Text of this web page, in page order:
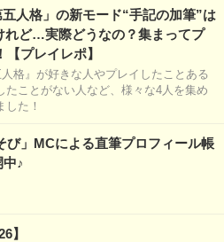
五人格」の新モード“手記の加筆”は
れど…実際どうなの？集まってプ
プレイレポ】
人格』が好きな人やプレイしたことある
たことがない人など、様々な4人を集め
た！
び」MCによる直筆プロフィール帳
♪
】